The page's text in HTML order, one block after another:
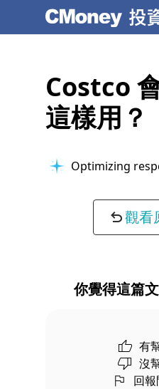
Costco
這樣用？
Optimizing
觀看
你覺得這篇
有
沒
回